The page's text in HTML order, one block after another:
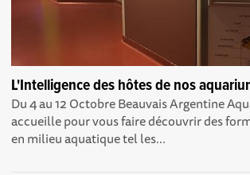
L'Intelligence des hôtes de nos
Du 4 au 12 Octobre Beauvais Argentine
accueille pour vous faire découvrir des
en milieu aquatique tel les...